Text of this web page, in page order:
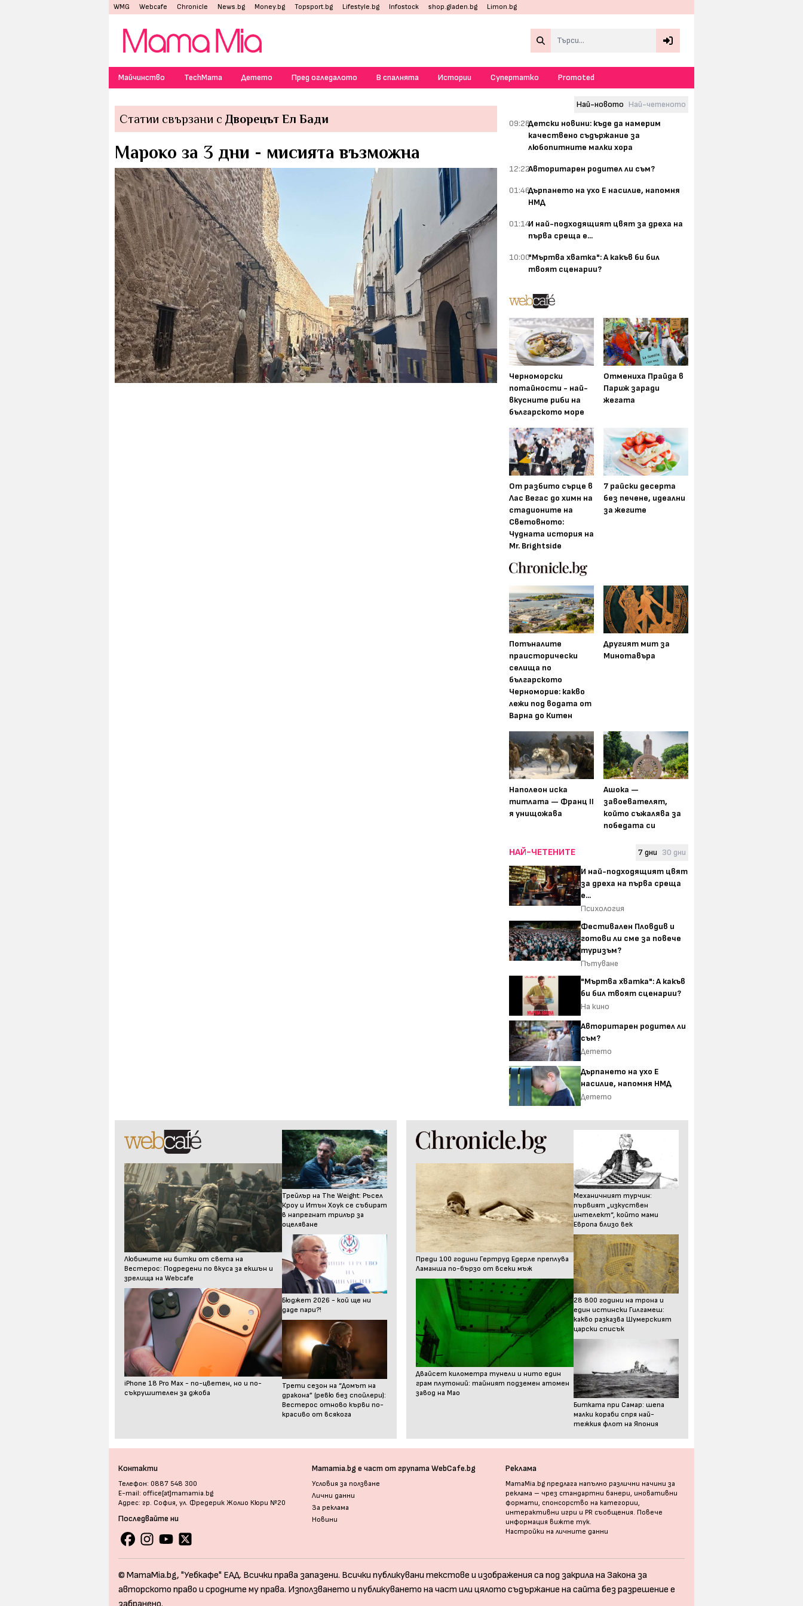
WMG Webcafe Chronicle News.bg Money.bg Topsport.bg Lifestyle.bg Infostock shop.gladen.bg Limon.bg
Майчинство TechMama Детето Пред огледалото В спалнята Истории Супертатко Promoted
Статии свързани с Дворецът Ел Бади
Мароко за 3 дни - мисията възможна
Най-новото Най-четеното
09:28Детски новини: къде да намерим
качествено съдържание за
любопитните малки хора
12:22Авторитарен родител ли съм?
01:46Дърпането на ухо Е насилие, напомня
НМД
01:14И най-подходящият цвят за дреха на
първа среща е...
10:00"Мъртва хватка": А какъв би бил
твоят сценарии?
Черноморски
потайности - най-
вкусните риби на
българското море
Отмениха Прайда в
Париж заради
жегата
От разбито сърце в
Лас Вегас до химн на
стадионите на
Световното:
Чудната история на
Mr. Brightside
7 райски десерта
без печене, идеални
за жегите
Потъналите
праисторически
селища по
българското
Черноморие: какво
лежи под водата от
Варна до Китен
Другият мит за
Минотавъра
Наполеон иска
титлата — Франц II
я унищожава
Ашока —
завоевателят,
който съжалява за
победата си
НАЙ-ЧЕТЕНИТЕ 7 дни 30 дни
И най-подходящият цвят
за дреха на първа среща
е...
Психология
Фестивален Пловдив и
готови ли сме за повече
туризъм?
Пътуване
"Мъртва хватка": А какъв
би бил твоят сценарии?
На кино
Авторитарен родител ли
съм?
Детето
Дърпането на ухо Е
насилие, напомня НМД
Детето
Любимите ни битки от света на
Вестерос: Подредени по вкуса за екшън и
зрелища на Webcafe
iPhone 18 Pro Max - по-цветен, но и по-
съкрушителен за джоба
Трейлър на The Weight: Ръсел
Кроу и Итън Хоук се събират
в напрегнат трилър за
оцеляване
Бюджет 2026 - кой ще ни
даде пари?!
Трети сезон на “Домът на
дракона” (ревю без спойлери):
Вестерос отново кърви по-
красиво от всякога
Преди 100 години Гертруд Едерле преплува
Ламанша по-бързо от всеки мъж
Двайсет километра тунели и нито един
грам плутоний: тайният подземен атомен
завод на Мао
Механичният турчин:
първият „изкуствен
интелект“, който мами
Европа близо век
28 800 години на трона и
един истински Гилгамеш:
какво разказва Шумерският
царски списък
Битката при Самар: шепа
малки кораби спря най-
тежкия флот на Япония
Контакти
Телефон: 0887 548 300
E-mail: office[at]mamamia.bg
Адрес: гр. София, ул. Фредерик Жолио Кюри №20
Последвайте ни
Mamamia.bg е част от групата WebCafe.bg
Условия за ползване
Лични данни
За реклама
Новини
Реклама
MamaMia.bg предлага напълно различни начини за
реклама – чрез стандартни банери, иновативни
формати, спонсорство на категории,
интерактивни игри и PR съобщения. Повече
информация вижте тук.
Настройки на личните данни
© MamaMia.bg, "Уебкафе" ЕАД. Всички права запазени. Всички публикувани текстове и изображения са под закрила на Закона за
авторското право и сродните му права. Използването и публикуването на част или цялото съдържание на сайта без разрешение е